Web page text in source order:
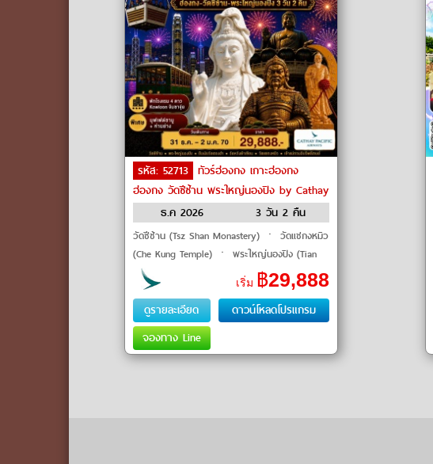
รหัส: 52713 ทัวร์ฮ่องกง เกาะฮ่องกง
ฮ่องกง วัดซีซ้าน พระใหญ่นองปิง by Cathay
Pacificธ.ค 2026 3 วัน 2 คืน
วัดซีซ้าน (Tsz Shan Monastery) ㆍ วัดแชกงหมิว
(Che Kung Temple) ㆍ พระใหญ่นองปิง (Tian
Tan Buddha) ㆍ กระเช้านองปิง 360 (Ngong
Ping 360) ㆍ ซิตี้เกทเอาท์เล็ท (Citygate Ou
เริ่ม ฿29,888
ดูรายละเอียด
ดาวน์โหลดโปรแกรม
จองทาง Line